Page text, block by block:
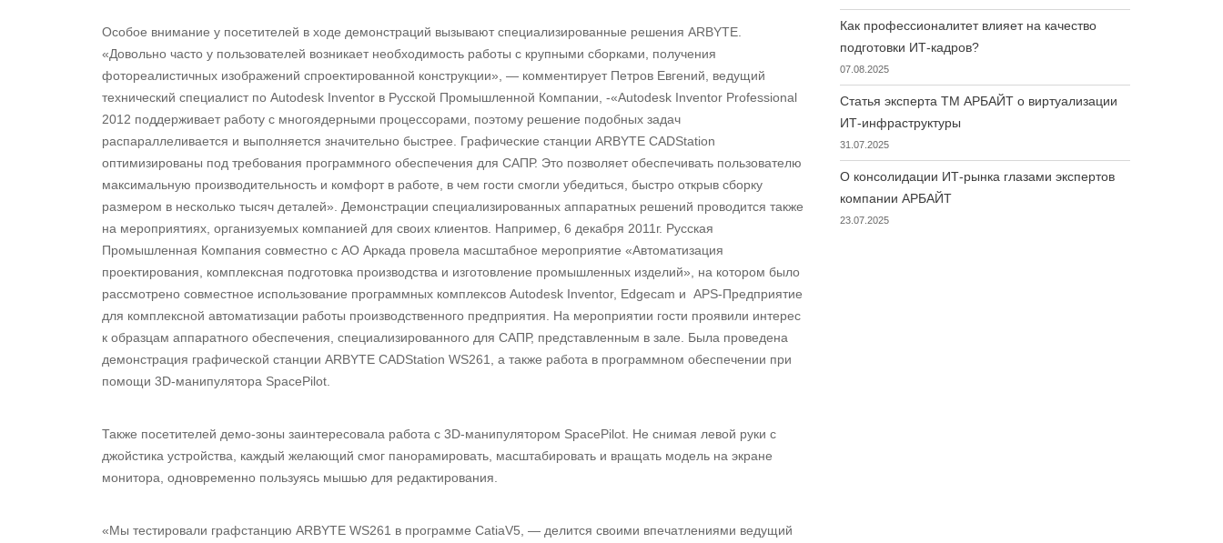
Особое внимание у посетителей в ходе демонстраций вызывают специализированные решения ARBYTE.
«Довольно часто у пользователей возникает необходимость работы с крупными сборками, получения
фотореалистичных изображений спроектированной конструкции», — комментирует Петров Евгений, ведущий
технический специалист по Autodesk Inventor в Русской Промышленной Компании, -«Autodesk Inventor Professional
2012 поддерживает работу с многоядерными процессорами, поэтому решение подобных задач
распараллеливается и выполняется значительно быстрее. Графические станции ARBYTE CADStation
оптимизированы под требования программного обеспечения для САПР. Это позволяет обеспечивать пользователю
максимальную производительность и комфорт в работе, в чем гости смогли убедиться, быстро открыв сборку
размером в несколько тысяч деталей». Демонстрации специализированных аппаратных решений проводится также
на мероприятиях, организуемых компанией для своих клиентов. Например, 6 декабря 2011г. Русская
Промышленная Компания совместно с АО Аркада провела масштабное мероприятие «Автоматизация
проектирования, комплексная подготовка производства и изготовление промышленных изделий», на котором было
рассмотрено совместное использование программных комплексов Autodesk Inventor, Edgecam и APS-Предприятие
для комплексной автоматизации работы производственного предприятия. На мероприятии гости проявили интерес
к образцам аппаратного обеспечения, специализированного для САПР, представленным в зале. Была проведена
демонстрация графической станции ARBYTE CADStation WS261, а также работа в программном обеспечении при
помощи 3D-манипулятора SpacePilot.
Также посетителей демо-зоны заинтересовала работа с 3D-манипулятором SpacePilot. Не снимая левой руки с
джойстика устройства, каждый желающий смог панорамировать, масштабировать и вращать модель на экране
монитора, одновременно пользуясь мышью для редактирования.
«Мы тестировали графстанцию ARBYTE WS261 в программе CatiaV5, — делится своими впечатлениями ведущий
Как профессионалитет влияет на качество
подготовки ИТ-кадров?
07.08.2025
Статья эксперта ТМ АРБАЙТ о виртуализации
ИТ-инфраструктуры
31.07.2025
О консолидации ИТ-рынка глазами экспертов
компании АРБАЙТ
23.07.2025